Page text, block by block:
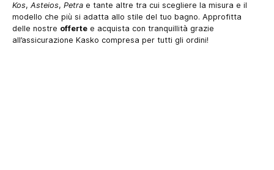
Kos, Asteios, Petra e tante altre tra cui scegliere la misura e il
modello che più si adatta allo stile del tuo bagno. Approfitta
delle nostre offerte e acquista con tranquillità grazie
all’assicurazione Kasko compresa per tutti gli ordini!